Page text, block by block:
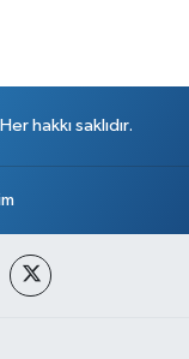
hakkı saklıdır.